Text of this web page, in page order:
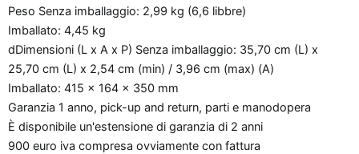
Peso Senza imballaggio: 2,99 kg (6,6 libbre)
Imballato: 4,45 kg
dDimensioni (L x A x P) Senza imballaggio: 35,70 cm (L) x
25,70 cm (L) x 2,54 cm (min) / 3,96 cm (max) (A)
Imballato: 415 x 164 x 350 mm
Garanzia 1 anno, pick-up and return, parti e manodopera
È disponibile un'estensione di garanzia di 2 anni
900 euro iva compresa ovviamente con fattura